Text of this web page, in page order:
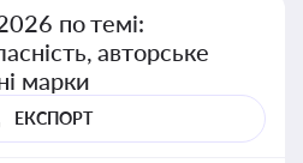
по темі:
авторське
марки
ЕКСПОРТ